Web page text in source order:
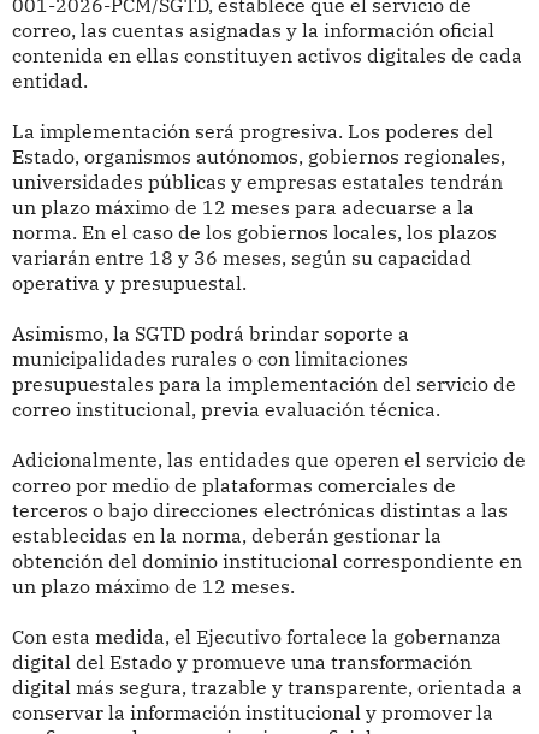
001-2026-PCM/SGTD, establece que el servicio de
correo, las cuentas asignadas y la información oficial
contenida en ellas constituyen activos digitales de cada
entidad.
La implementación será progresiva. Los poderes del
Estado, organismos autónomos, gobiernos regionales,
universidades públicas y empresas estatales tendrán
un plazo máximo de 12 meses para adecuarse a la
norma. En el caso de los gobiernos locales, los plazos
variarán entre 18 y 36 meses, según su capacidad
operativa y presupuestal.
Asimismo, la SGTD podrá brindar soporte a
municipalidades rurales o con limitaciones
presupuestales para la implementación del servicio de
correo institucional, previa evaluación técnica.
Adicionalmente, las entidades que operen el servicio de
correo por medio de plataformas comerciales de
terceros o bajo direcciones electrónicas distintas a las
establecidas en la norma, deberán gestionar la
obtención del dominio institucional correspondiente en
un plazo máximo de 12 meses.
Con esta medida, el Ejecutivo fortalece la gobernanza
digital del Estado y promueve una transformación
digital más segura, trazable y transparente, orientada a
conservar la información institucional y promover la